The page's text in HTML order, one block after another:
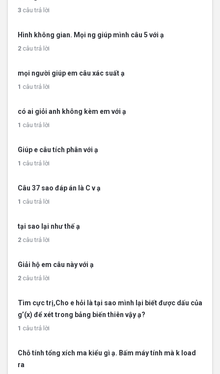
3 câu trả lời
Hình không gian. Mọi ng giúp mình câu 5 với ạ
2 câu trả lời
mọi người giúp em câu xác suất ạ
1 câu trả lời
có ai giỏi anh không kèm em với ạ
1 câu trả lời
Giúp e câu tích phân với ạ
1 câu trả lời
Câu 37 sao đáp án là C v ạ
1 câu trả lời
tại sao lại như thế ạ
2 câu trả lời
Giải hộ em câu này với ạ
2 câu trả lời
Tìm cực trị,Cho e hỏi là tại sao mình lại biết được dấu của
g’(x) để xét trong bảng biến thiên vậy ạ?
1 câu trả lời
Chỗ tính tổng xích ma kiểu gì ạ. Bấm máy tính mà k load
ra